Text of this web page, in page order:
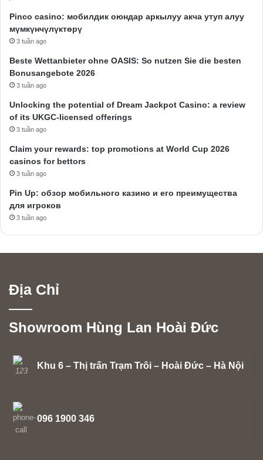
Pinco casino: мобилдик оюндар аркылуу акча утуп алуу
мүмкүнчүлүктөрү
3 tuần ago
Beste Wettanbieter ohne OASIS: So nutzen Sie die besten
Bonusangebote 2026
3 tuần ago
Unlocking the potential of Dream Jackpot Casino: a review
of its UKGC-licensed offerings
3 tuần ago
Claim your rewards: top promotions at World Cup 2026
casinos for bettors
3 tuần ago
Pin Up: обзор мобильного казино и его преимущества
для игроков
3 tuần ago
Địa Chỉ
Showroom Hùng Lan Hoài Đức
Khu 6 – Thị trấn Trạm Trôi – Hoài Đức – Hà Nội
096 1900 346